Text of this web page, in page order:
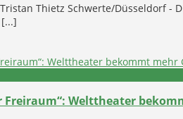
Thietz Schwerte/Düsseldorf -
Freiraum“: Welttheater